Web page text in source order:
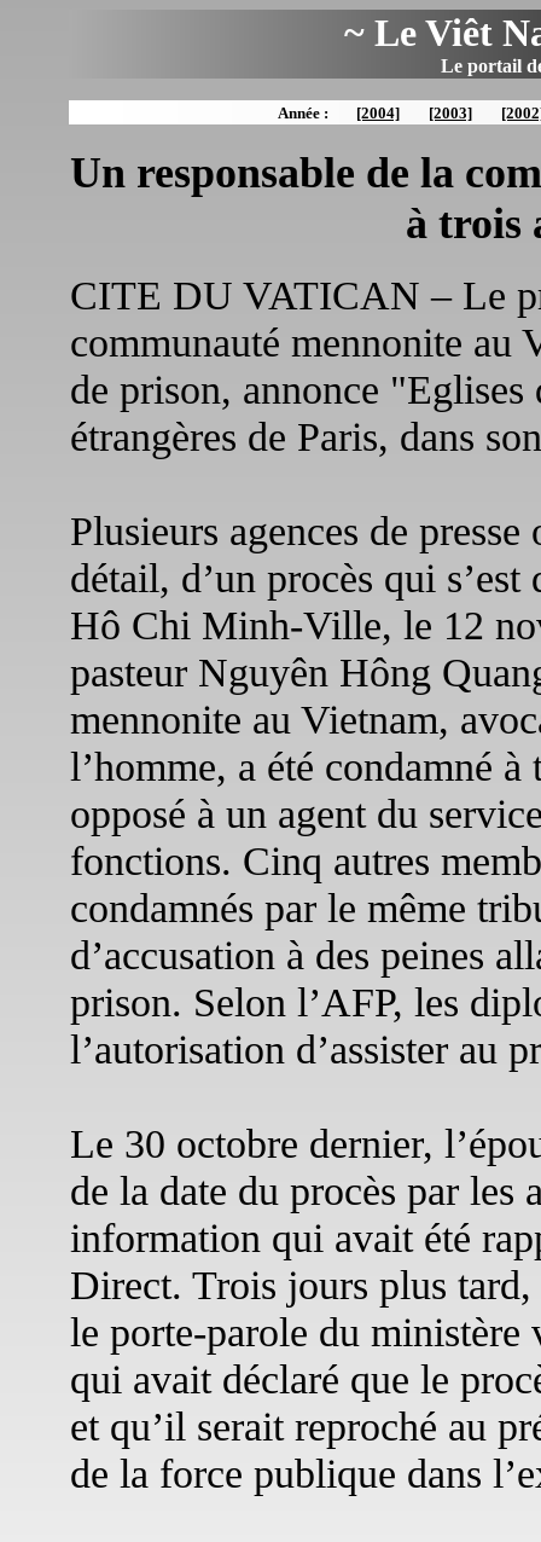
~ Le Viêt
Le portail
Année : [2004] [2003]
Un responsable de la
à trois
CITE DU VATICAN – Le
communauté mennonite au
de prison, annonce "Eglises
étrangères de Paris, dans
Plusieurs agences de
détail, d’un procès qui
Hô Chi Minh-Ville, le 12
pasteur Nguyên Hông
mennonite au Vietnam,
l’homme, a été condamné
opposé à un agent du
fonctions. Cinq autres
condamnés par le même
d’accusation à des peines
prison. Selon l’AFP, les
l’autorisation d’assister au
Le 30 octobre dernier,
de la date du procès par les
information qui avait été
Direct. Trois jours plus
le porte-parole du ministère
qui avait déclaré que le
et qu’il serait reproché au
de la force publique dans